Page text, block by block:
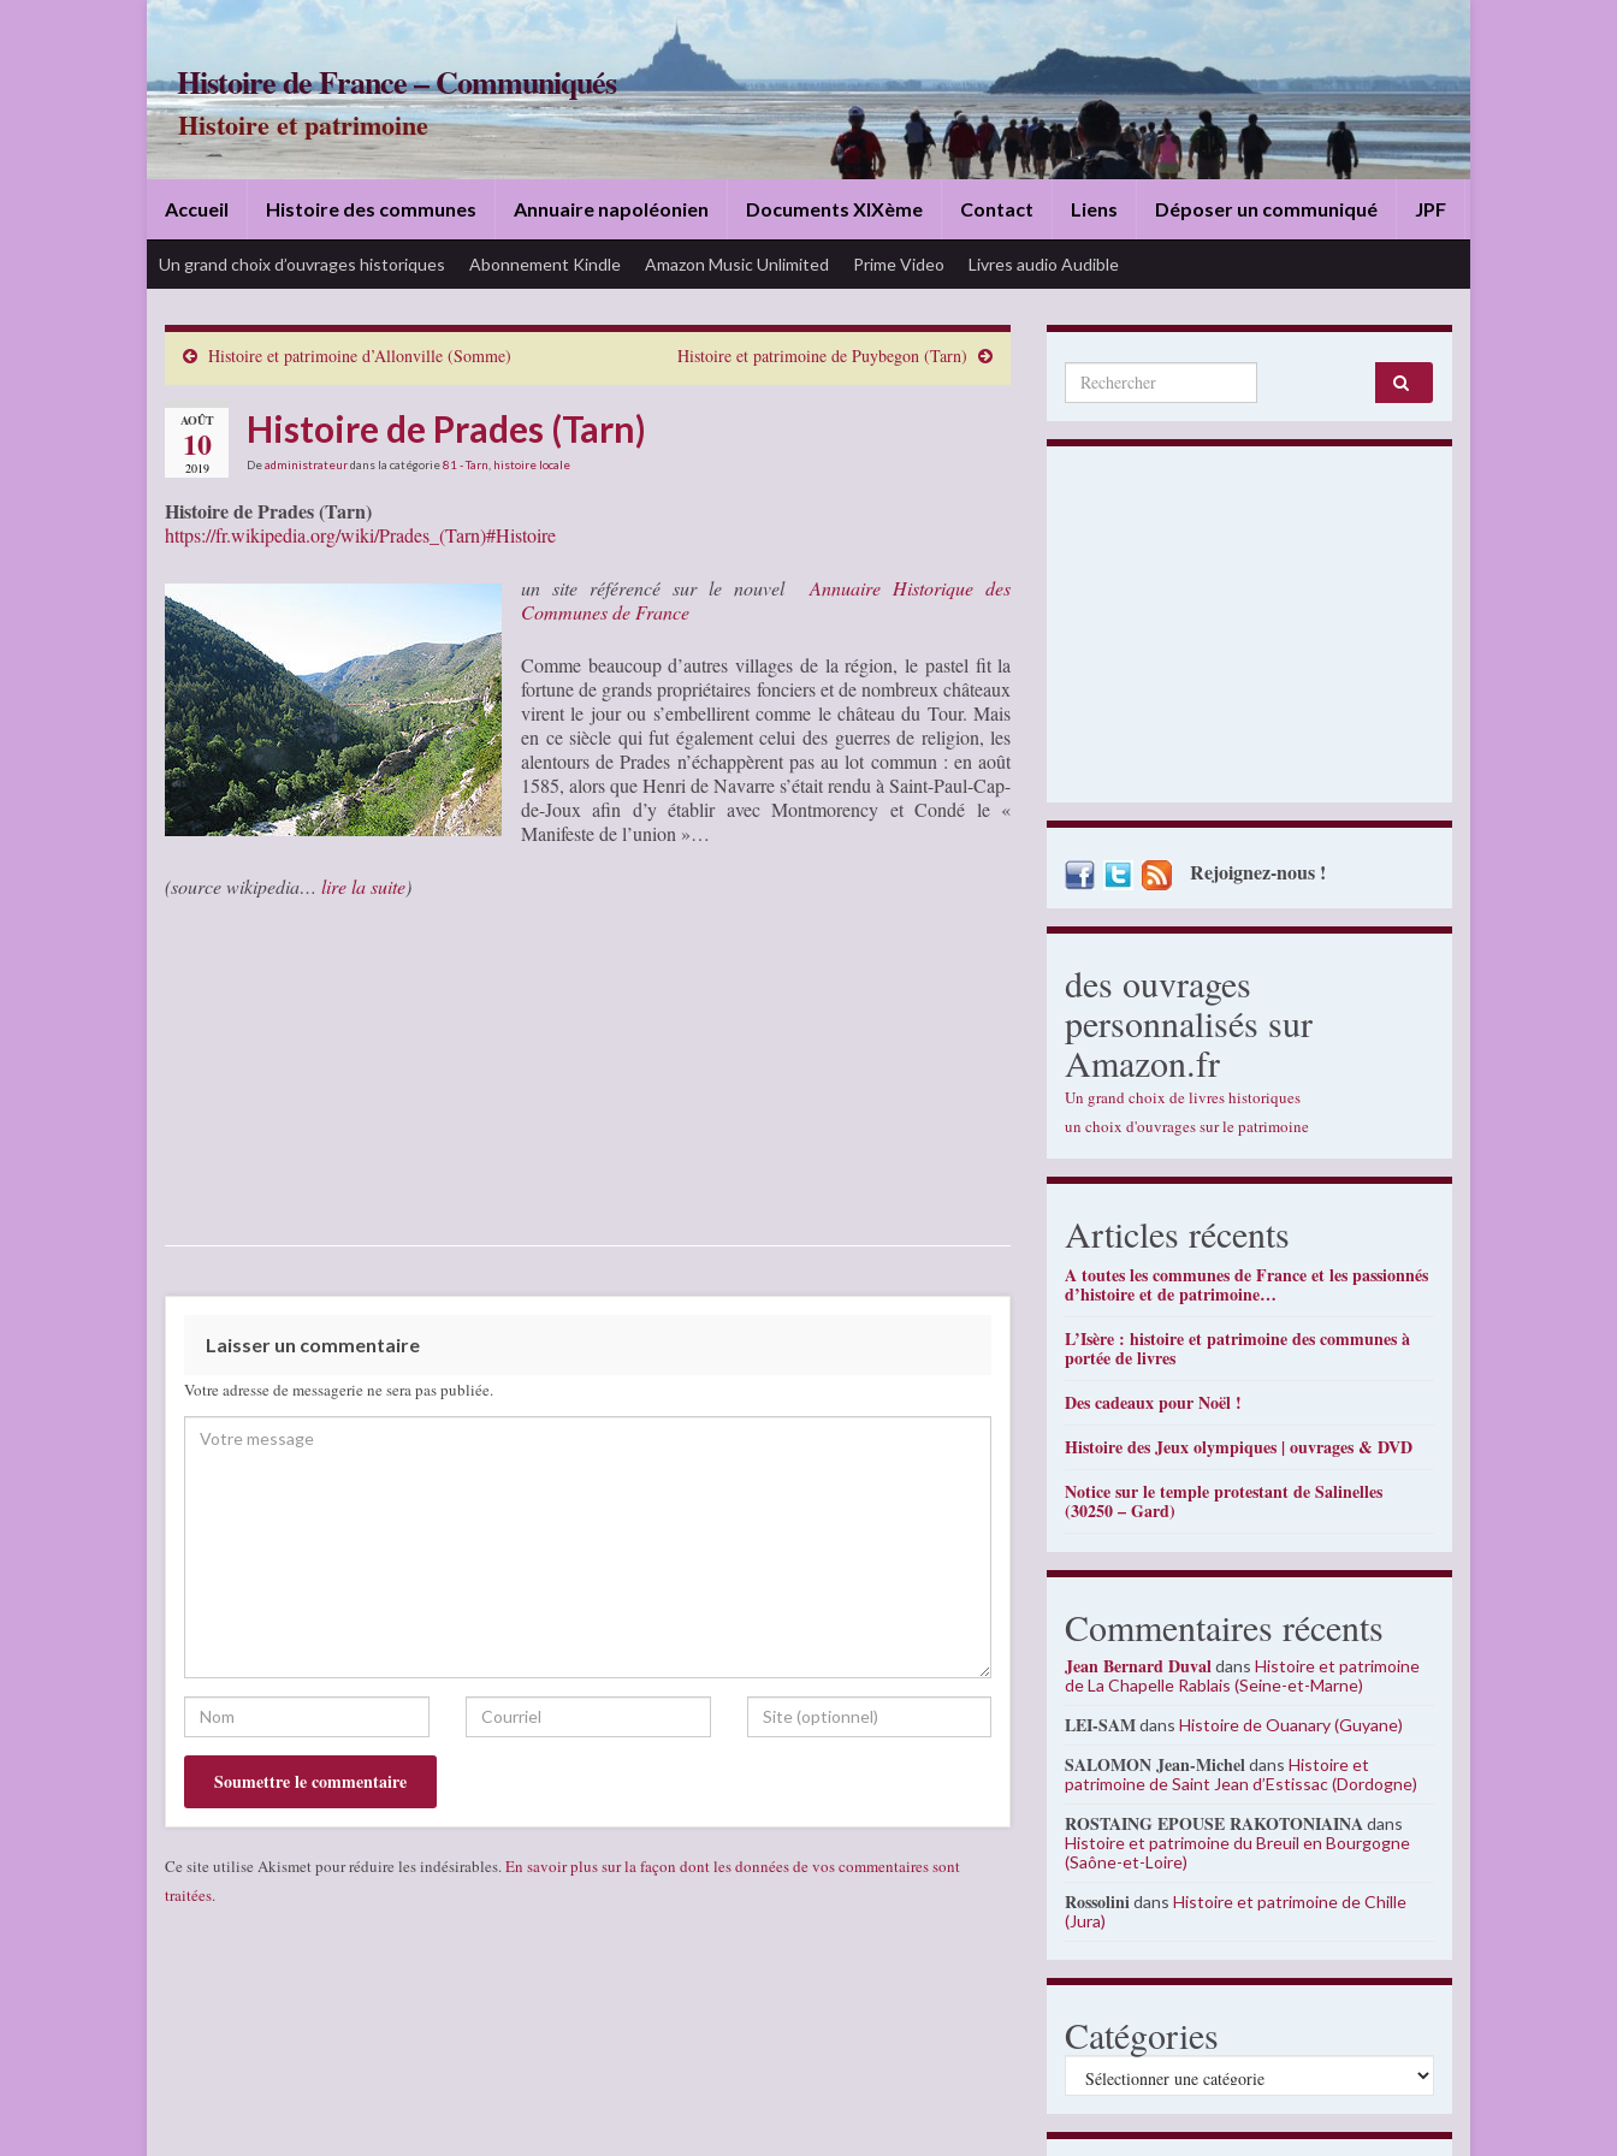
Histoire de France – Communiqués
Histoire et patrimoine
Accueil Histoire des communes Annuaire napoléonien Documents XIXème Contact Liens Déposer un communiqué JPF
Un grand choix d’ouvrages historiques Abonnement Kindle Amazon Music Unlimited Prime Video Livres audio Audible
Histoire et patrimoine d’Allonville (Somme) Histoire et patrimoine de Puybegon (Tarn)
AOÛT
10
2019
Histoire de Prades (Tarn)
Deadministrateurdans la catégorie81 - Tarn histoire locale
Histoire de Prades (Tarn)
https://fr.wikipedia.org/wiki/Prades_(Tarn)#Histoire
un site référencé sur le nouvelAnnuaire Historique des
Communes de France
Comme beaucoup d’autres villages de la région, le pastel fit la
fortune de grands propriétaires fonciers et de nombreux châteaux
virent le jour ou s’embellirent comme le château du Tour. Mais
en ce siècle qui fut également celui des guerres de religion, les
alentours de Prades n’échappèrent pas au lot commun : en août
1585, alors que Henri de Navarre s’était rendu à Saint-Paul-Cap-
de-Joux afin d’y établir avec Montmorency et Condé le «
Manifeste de l’union »…
(source wikipedia… lire la suite)
Laisser un commentaire
Votre adresse de messagerie ne sera pas publiée.
Ce site utilise Akismet pour réduire les indésirables. En savoir plus sur la façon dont les données de vos commentaires sont
traitées.
Search for:
Rejoignez-nous !
des ouvrages
personnalisés sur
Amazon.fr
Un grand choix de livres historiques
un choix d'ouvrages sur le patrimoine
Articles récents
A toutes les communes de France et les passionnés
d’histoire et de patrimoine…
L’Isère : histoire et patrimoine des communes à
portée de livres
Des cadeaux pour Noël !
Histoire des Jeux olympiques | ouvrages & DVD
Notice sur le temple protestant de Salinelles
(30250 – Gard)
Commentaires récents
Jean Bernard DuvaldansHistoire et patrimoine
de La Chapelle Rablais (Seine-et-Marne)
LEI-SAMdansHistoire de Ouanary (Guyane)
SALOMON Jean-MicheldansHistoire et
patrimoine de Saint Jean d’Estissac (Dordogne)
ROSTAING EPOUSE RAKOTONIAINAdans
Histoire et patrimoine du Breuil en Bourgogne
(Saône-et-Loire)
RossolinidansHistoire et patrimoine de Chille
(Jura)
Catégories
Catégories